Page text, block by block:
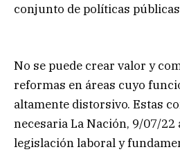
conjunto de políticas
No se puede crear valor y
reformas en áreas cuyo
altamente distorsivo. Estas
necesaria La Nación, 9/07/
legislación laboral y